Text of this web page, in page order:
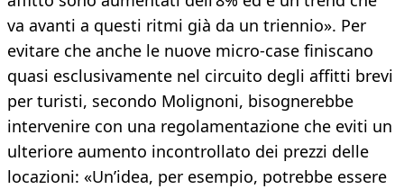
va avanti a questi ritmi già da un triennio». Per
evitare che anche le nuove micro-case finiscano
quasi esclusivamente nel circuito degli affitti brevi
per turisti, secondo Molignoni, bisognerebbe
intervenire con una regolamentazione che eviti un
ulteriore aumento incontrollato dei prezzi delle
locazioni: «Un’idea, per esempio, potrebbe essere